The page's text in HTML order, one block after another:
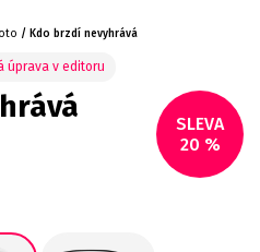
Kdo brzdí nevyhrává
SLEVA
20 %